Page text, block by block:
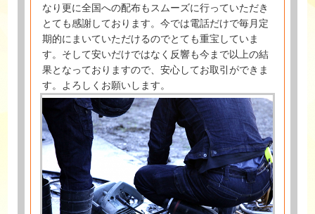
なり更に全国への配布もスムーズに行っていただき
とても感謝しております。今では電話だけで毎月定
期的にまいていただけるのでとても重宝していま
す。そして安いだけではなく反響も今まで以上の結
果となっておりますので、安心してお取引ができま
す。よろしくお願いします。